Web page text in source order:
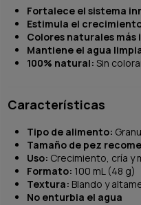
Fortalece el sistema
Estimula el
Colores naturales más
Mantiene el agua
100% natural: Sin
Características
Tipo de alimento:
Tamaño de pez
Uso: Crecimiento, cría y
Formato: 100 mL (48 g)
Textura: Blando y
No enturbia el agua